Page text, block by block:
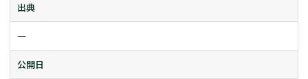
出典
ー
公開日